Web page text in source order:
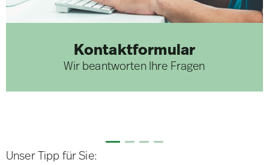
Kontaktformular
Wir beantworten Ihre Fragen
Unser Tipp für Sie: